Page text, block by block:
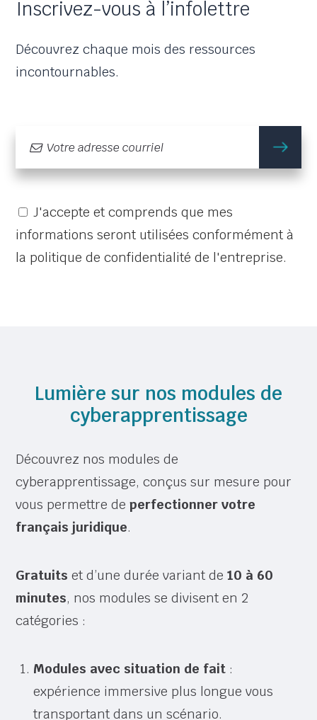
Inscrivez-vous à l’infolettre
Découvrez chaque mois des ressources
incontournables.
J'accepte et comprends que mes
informations seront utilisées conformément à
la politique de confidentialité de l'entreprise.
Lumière sur nos modules de
cyberapprentissage
Découvrez nos modules de
cyberapprentissage, conçus sur mesure pour
vous permettre de perfectionner votre
français juridique.
Gratuits et d’une durée variant de 10 à 60
minutes, nos modules se divisent en 2
catégories :
Modules avec situation de fait:
expérience immersive plus longue vous
transportant dans un scénario.